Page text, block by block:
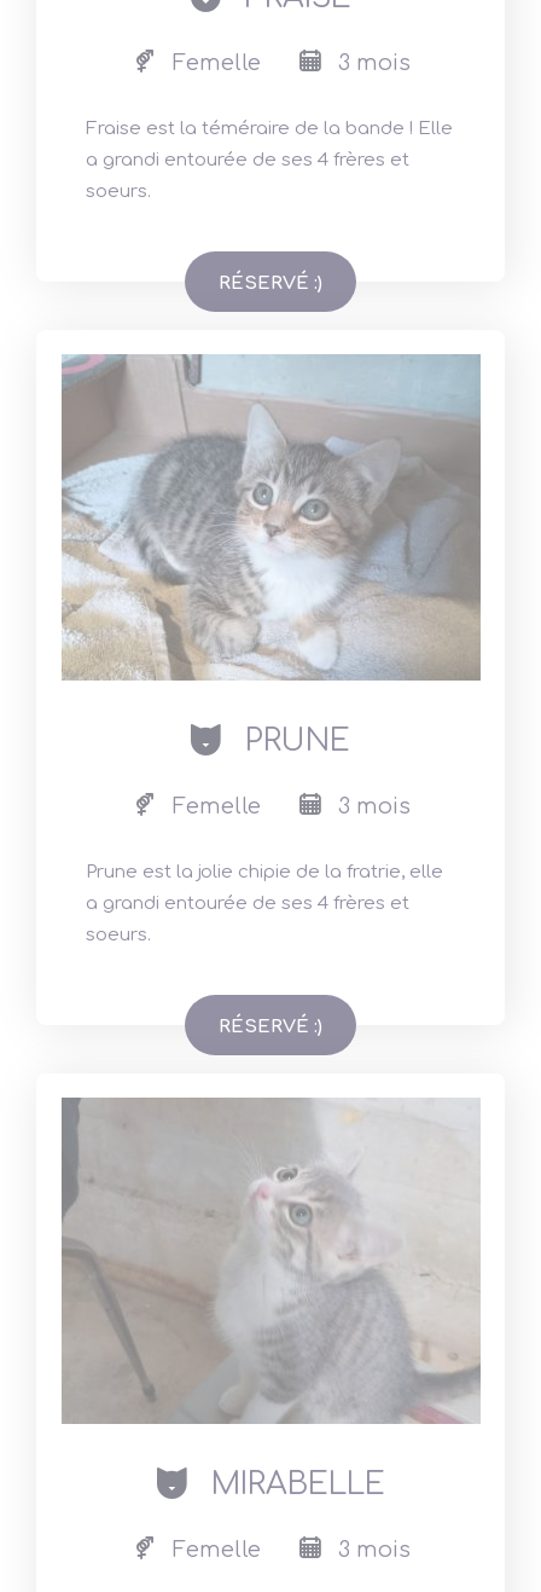
Femelle 3 mois
Fraise est la téméraire de la bande ! Elle
a grandi entourée de ses 4 frères et
soeurs.
cat PRUNE
Femelle 3 mois
Prune est la jolie chipie de la fratrie, elle
a grandi entourée de ses 4 frères et
soeurs.
cat MIRABELLE
Femelle 3 mois